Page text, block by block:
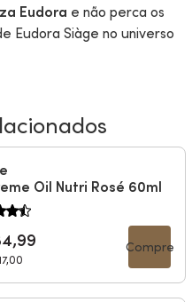
Eudora e não perca os
Eudora Siàge no universo
Oil Nutri Rosé 60ml
Compre